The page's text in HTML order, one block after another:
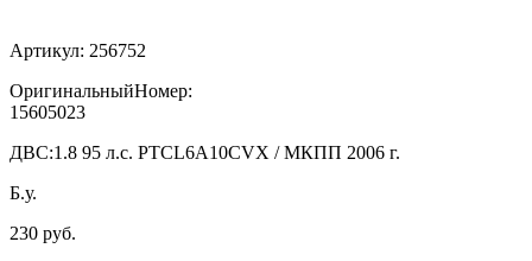
Артикул: 256752
ОригинальныйНомер:
15605023
ДВС:1.8 95 л.с. PTCL6A10CVX / МКПП 2006 г.
Б.у.
230 руб.